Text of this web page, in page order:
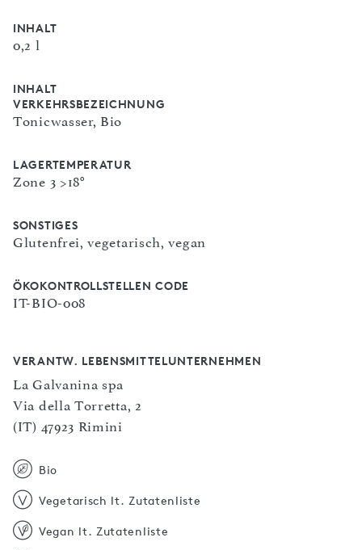
INHALT
0,2 l
INHALT
VERKEHRSBEZEICHNUNG
Tonicwasser, Bio
LAGERTEMPERATUR
Zone 3 >18°
SONSTIGES
Glutenfrei, vegetarisch, vegan
ÖKOKONTROLLSTELLEN CODE
IT-BIO-008
VERANTW. LEBENSMITTELUNTERNEHMEN
La Galvanina spa
Via della Torretta, 2
(IT) 47923 Rimini
Bio
Vegetarisch lt. Zutatenliste
Vegan lt. Zutatenliste